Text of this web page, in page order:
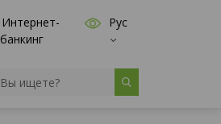
Интернет-
банкинг
Рус